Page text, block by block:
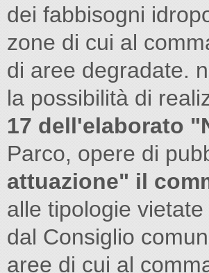
dei fabbisogni
zone di cui al
di aree degradate.
la possibilità di
17 dell'elaborato
Parco, opere di
attuazione" il
alle tipologie
dal Consiglio
aree di cui al